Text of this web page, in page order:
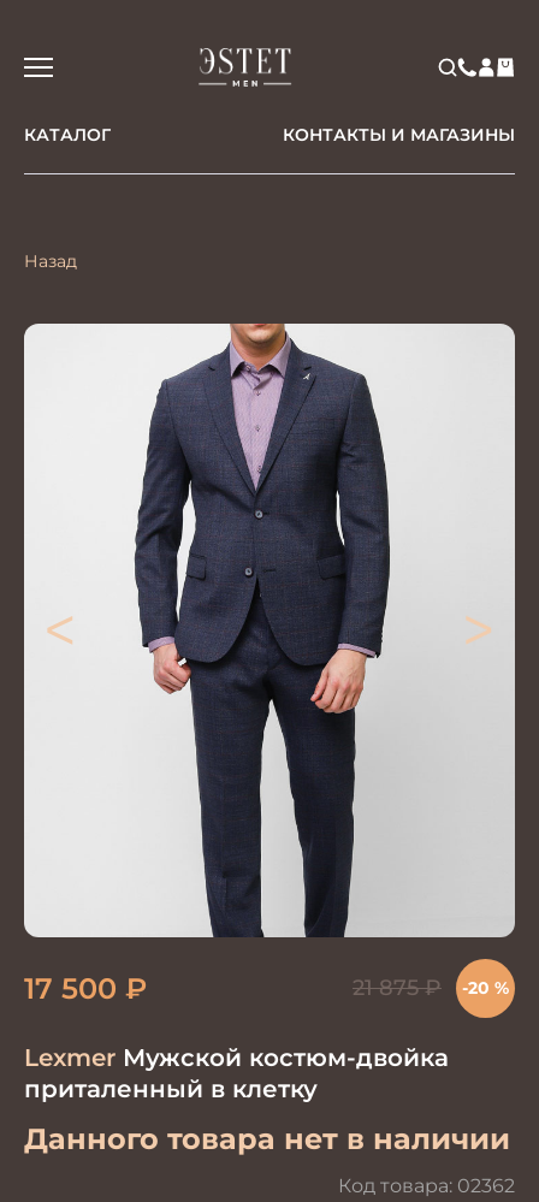
КАТАЛОГ КОНТАКТЫ И МАГАЗИНЫ
Назад
< >
Lexmer Мужской костюм-двойка
приталенный в клетку
Данного товара нет в наличии
Код товара: 02362
17 500 ₽ 21 875₽ -20 %